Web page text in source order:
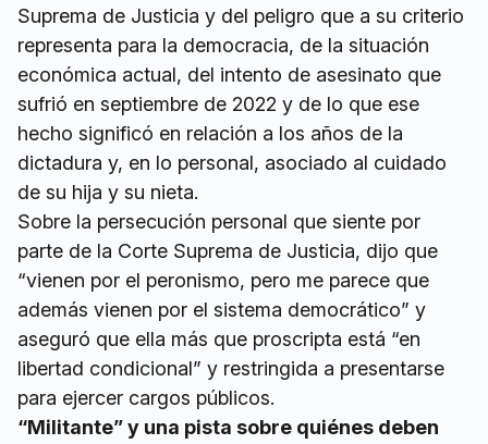
Suprema de Justicia y del peligro que a su criterio
representa para la democracia, de la situación
económica actual, del intento de asesinato que
sufrió en septiembre de 2022 y de lo que ese
hecho significó en relación a los años de la
dictadura y, en lo personal, asociado al cuidado
de su hija y su nieta.
Sobre la persecución personal que siente por
parte de la Corte Suprema de Justicia, dijo que
“vienen por el peronismo, pero me parece que
además vienen por el sistema democrático” y
aseguró que ella más que proscripta está “en
libertad condicional” y restringida a presentarse
para ejercer cargos públicos.
“Militante” y una pista sobre quiénes deben